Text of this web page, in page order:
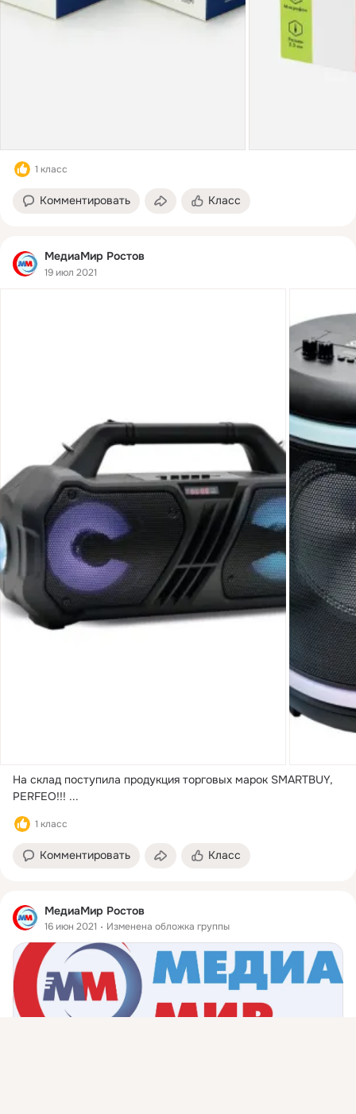
1 класс
Комментировать Класс
МедиаМир Ростов
19 июл 2021
На склад поступила продукция торговых марок SMARTBUY,
PERFEO!!! ...
1 класс
Комментировать Класс
МедиаМир Ростов
16 июн 2021 Изменена обложка группы